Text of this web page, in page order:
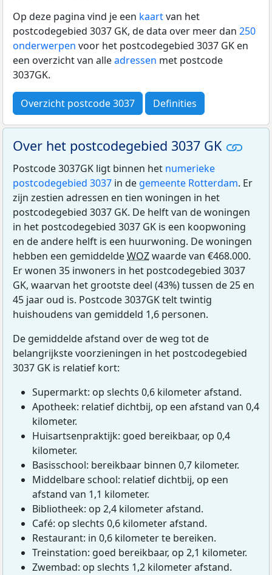
Op deze pagina vind je een kaartvan het
postcodegebied 3037 GK, de data over meer dan 250
onderwerpen voor het postcodegebied 3037 GK en
een overzicht van alleadressen met postcode
3037GK.
Overzicht postcode 3037 Definities
Over het postcodegebied 3037 GK
Postcode 3037GK ligt binnen het numerieke
postcodegebied 3037 in de gemeente Rotterdam. Er
zijn zestien adressen en tien woningen in het
postcodegebied 3037 GK. De helft van de woningen
in het postcodegebied 3037 GK is een koopwoning
en de andere helft is een huurwoning. De woningen
hebben een gemiddeldeWOZwaarde van €468.000.
Er wonen 35 inwoners in het postcodegebied 3037
GK, waarvan het grootste deel (43%) tussen de 25 en
45 jaar oud is. Postcode 3037GK telt twintig
huishoudens van gemiddeld 1,6 personen.
De gemiddelde afstand over de weg tot de
belangrijkste voorzieningen in het postcodegebied
3037 GK is relatief kort:
Supermarkt: op slechts 0,6 kilometer afstand.
Apotheek: relatief dichtbij, op een afstand van 0,4
kilometer.
Huisartsenpraktijk: goed bereikbaar, op 0,4
kilometer.
Basisschool: bereikbaar binnen 0,7 kilometer.
Middelbare school: relatief dichtbij, op een
afstand van 1,1 kilometer.
Bibliotheek: op 2,4 kilometer afstand.
Café: op slechts 0,6 kilometer afstand.
Restaurant: in 0,6 kilometer te bereiken.
Treinstation: goed bereikbaar, op 2,1 kilometer.
Zwembad: op slechts 1,2 kilometer afstand.